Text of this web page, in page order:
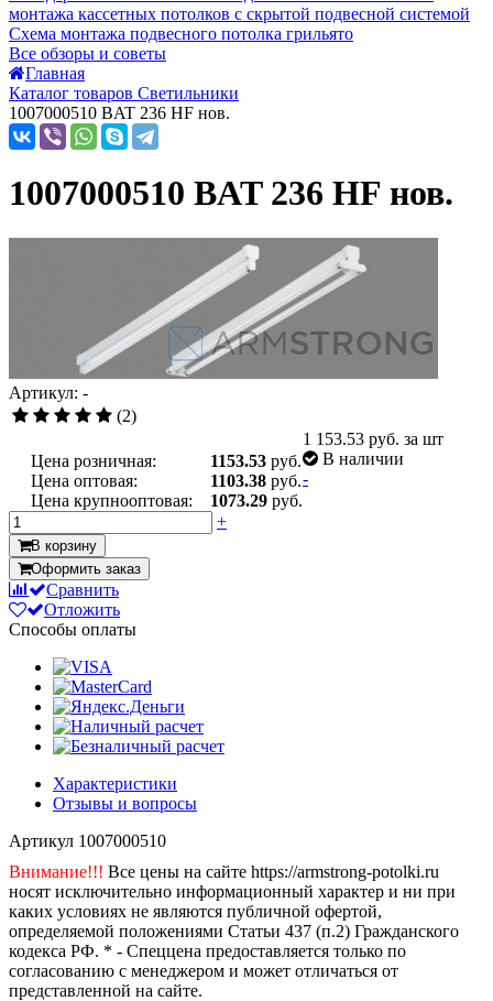
монтажа кассетных потолков с скрытой подвесной системой
Схема монтажа подвесного потолка грильято
Все обзоры и советы
Главная
Каталог товаров Светильники
1007000510 BAT 236 HF нов.
1007000510 BAT 236 HF нов.
Артикул: -
(2)
Цена розничная: 1153.53 руб.
Цена оптовая:
1103.38 руб.
Цена крупнооптовая:
1073.29 руб.
1 153.53 руб. за шт
В наличии
-
+
В корзину
Оформить заказ
Сравнить
Отложить
Способы оплаты
Характеристики
Отзывы и вопросы
Артикул 1007000510
Внимание!!! Все цены на сайте https://armstrong-potolki.ru
носят исключительно информационный характер и ни при
каких условиях не являются публичной офертой,
определяемой положениями Статьи 437 (п.2) Гражданского
кодекса РФ. * - Спеццена предоставляется только по
согласованию с менеджером и может отличаться от
представленной на сайте.